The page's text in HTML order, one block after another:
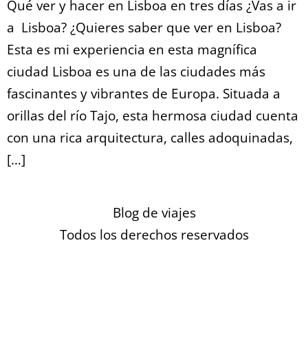
Qué ver y hacer en Lisboa en tres días ¿Vas a ir
a Lisboa? ¿Quieres saber que ver en Lisboa?
Esta es mi experiencia en esta magnífica
ciudad Lisboa es una de las ciudades más
fascinantes y vibrantes de Europa. Situada a
orillas del río Tajo, esta hermosa ciudad cuenta
con una rica arquitectura, calles adoquinadas,
[…]
Blog de viajes
Todos los derechos reservados